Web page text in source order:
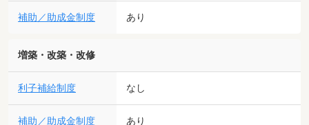
補助／助成金制度 あり
増築・改築・改修
利子補給制度 なし
補助／助成金制度 あり